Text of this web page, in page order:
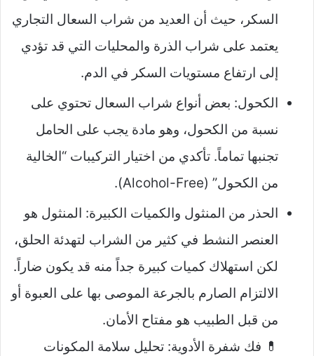
السكر، حيث أن العديد من شراب السعال التجاري
يعتمد على شراب الذرة والمحليات التي قد تؤدي
إلى ارتفاع مستويات السكر في الدم.
الكحول: بعض أنواع شراب السعال تحتوي على
نسبة من الكحول، وهو مادة يجب على الحامل
تجنبها تماماً. تأكدي من اختيار التركيبات “الخالية
من الكحول” (Alcohol-Free).
الحذر من المنثول والكميات الكبيرة: المنثول هو
العنصر النشط في كثير من الشراب لتهدئة الحلق،
لكن استهلاك كميات كبيرة جداً منه قد يكون ضاراً.
الالتزام الصارم بالجرعة الموصى بها على العبوة أو
من قبل الطبيب هو مفتاح الأمان.
💊 فك شفرة الأدوية: تحليل سلامة المكونات